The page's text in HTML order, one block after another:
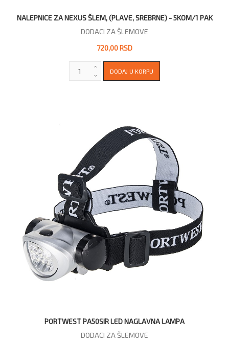
NALEPNICE ZA NEXUS ŠLEM, (PLAVE, SREBRNE) - 5KOM/1 PAK
DODACI ZA ŠLEMOVE
720,00 RSD
PORTWEST PA50SIR LED NAGLAVNA LAMPA
DODACI ZA ŠLEMOVE